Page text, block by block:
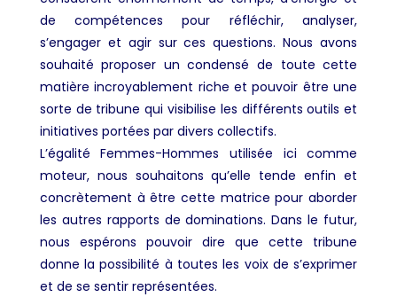
de compétences pour réfléchir, analyser,
s’engager et agir sur ces questions. Nous avons
souhaité proposer un condensé de toute cette
matière incroyablement riche et pouvoir être une
sorte de tribune qui visibilise les différents outils et
initiatives portées par divers collectifs.
L’égalité Femmes-Hommes utilisée ici comme
moteur, nous souhaitons qu’elle tende enfin et
concrètement à être cette matrice pour aborder
les autres rapports de dominations. Dans le futur,
nous espérons pouvoir dire que cette tribune
donne la possibilité à toutes les voix de s’exprimer
et de se sentir représentées.